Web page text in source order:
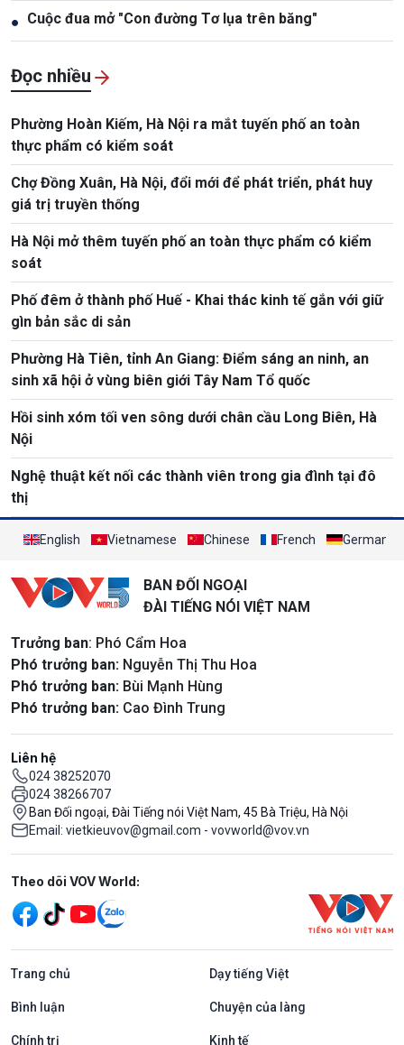
● Cuộc đua mở "Con đường Tơ lụa trên băng"
Đọc nhiều
Phường Hoàn Kiếm, Hà Nội ra mắt tuyến phố an toàn
thực phẩm có kiểm soát
Chợ Đồng Xuân, Hà Nội, đổi mới để phát triển, phát huy
giá trị truyền thống
Hà Nội mở thêm tuyến phố an toàn thực phẩm có kiểm
soát
Phố đêm ở thành phố Huế - Khai thác kinh tế gắn với giữ
gìn bản sắc di sản
Phường Hà Tiên, tỉnh An Giang: Điểm sáng an ninh, an
sinh xã hội ở vùng biên giới Tây Nam Tổ quốc
Hồi sinh xóm tối ven sông dưới chân cầu Long Biên, Hà
Nội
Nghệ thuật kết nối các thành viên trong gia đình tại đô
thị
English Vietnamese Chinese French German
BAN ĐỐI NGOẠI
ĐÀI TIẾNG NÓI VIỆT NAM
Trưởng ban: Phó Cẩm Hoa
Phó trưởng ban: Nguyễn Thị Thu Hoa
Phó trưởng ban: Bùi Mạnh Hùng
Phó trưởng ban: Cao Đình Trung
Liên hệ
024 38252070
024 38266707
Ban Đối ngoại, Đài Tiếng nói Việt Nam, 45 Bà Triệu, Hà Nội
Email: vietkieuvov@gmail.com - vovworld@vov.vn
Mạng xã hội
Theo dõi VOV World:
Trang chủ Dạy tiếng Việt
Bình luận Chuyện của làng
Chính trị Kinh tế